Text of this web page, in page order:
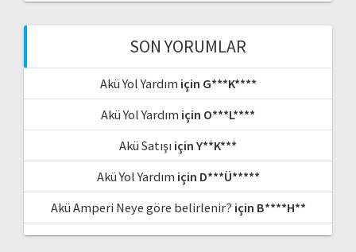
SON YORUMLAR
Akü Yol Yardım için G***K****
Akü Yol Yardım için O***L****
Akü Satışı için Y**K***
Akü Yol Yardım için D***Ü*****
Akü Amperi Neye göre belirlenir? için B****H**